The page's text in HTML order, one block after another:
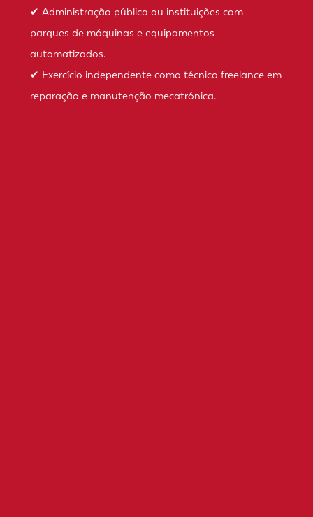
✔ Administração pública ou instituições com
parques de máquinas e equipamentos
automatizados.
✔ Exercício independente como técnico freelance em
reparação e manutenção mecatrónica.